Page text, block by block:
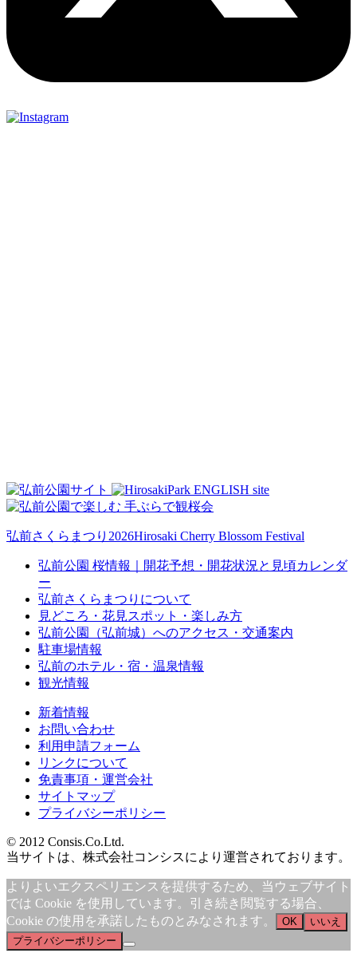
弘前さくらまつり2026Hirosaki Cherry Blossom Festival
弘前公園 桜情報｜開花予想・開花状況と見頃カレンダ
ー
弘前さくらまつりについて
見どころ・花見スポット・楽しみ方
弘前公園（弘前城）へのアクセス・交通案内
駐車場情報
弘前のホテル・宿・温泉情報
観光情報
新着情報
お問い合わせ
利用申請フォーム
リンクについて
免責事項・運営会社
サイトマップ
プライバシーポリシー
© 2012 Consis.Co.Ltd.
当サイトは、株式会社コンシスにより運営されております。
よりよいエクスペリエンスを提供するため、当ウェブサイト
では Cookie を使用しています。引き続き閲覧する場合、
Cookie の使用を承諾したものとみなされます。
OK
いいえ
プライバシーポリシー